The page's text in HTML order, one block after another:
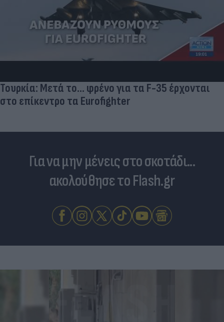
Πανζουρλισμός στην παρουσίαση του Σαλάχ -
Χιλιάδες κόσμου στο γήπεδο της Τραμπζονσπόρ
Για να μην μένεις στο σκοτάδι...
ακολούθησε το Flash.gr